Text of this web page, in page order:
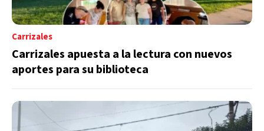
Carrizales
Carrizales apuesta a la lectura con nuevos
aportes para su biblioteca